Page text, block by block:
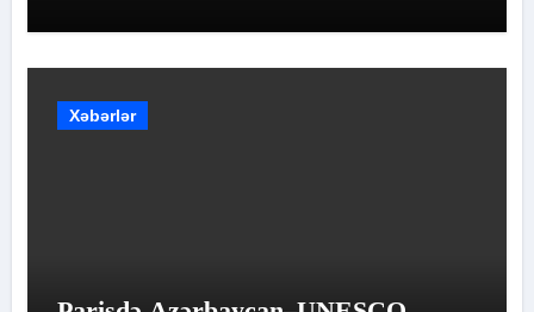
Xəbərlər